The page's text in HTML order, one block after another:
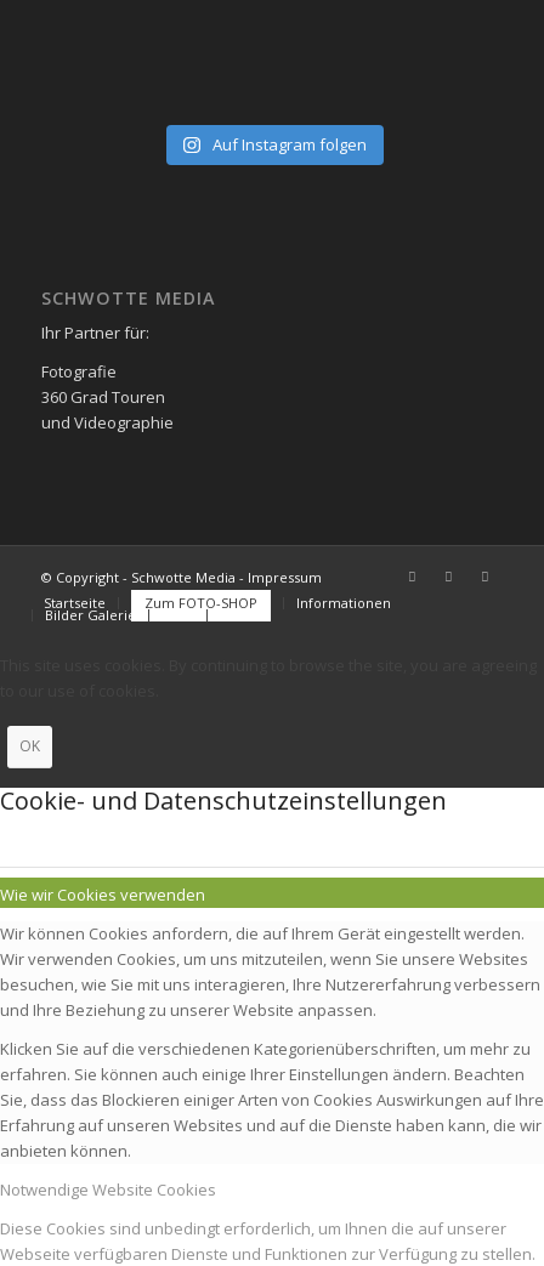
Auf Instagram folgen
SCHWOTTE MEDIA
Ihr Partner für:
Fotografie
360 Grad Touren
und Videographie
© Copyright - Schwotte Media - Impressum
Startseite
Zum FOTO-SHOP Informationen
Bilder Galerie
OK
Cookie- und Datenschutzeinstellungen
Wie wir Cookies verwenden
Wir können Cookies anfordern, die auf Ihrem Gerät eingestellt werden.
Wir verwenden Cookies, um uns mitzuteilen, wenn Sie unsere Websites
besuchen, wie Sie mit uns interagieren, Ihre Nutzererfahrung verbessern
und Ihre Beziehung zu unserer Website anpassen.
Klicken Sie auf die verschiedenen Kategorienüberschriften, um mehr zu
erfahren. Sie können auch einige Ihrer Einstellungen ändern. Beachten
Sie, dass das Blockieren einiger Arten von Cookies Auswirkungen auf Ihre
Erfahrung auf unseren Websites und auf die Dienste haben kann, die wir
anbieten können.
Notwendige Website Cookies
Diese Cookies sind unbedingt erforderlich, um Ihnen die auf unserer
Webseite verfügbaren Dienste und Funktionen zur Verfügung zu stellen.